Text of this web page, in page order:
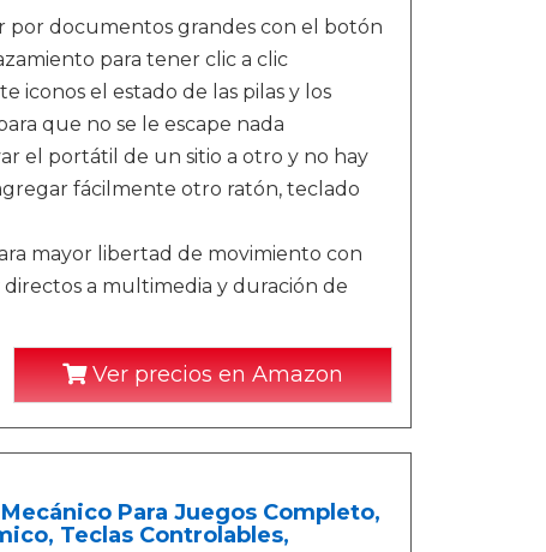
por documentos grandes con el botón
para tener clic a clic
iconos el estado de las pilas y los
que no se le escape nada
el portátil de un sitio a otro y no hay
fácilmente otro ratón, teclado
mayor libertad de movimiento con
a multimedia y duración de
Ver precios en Amazon
Para Juegos Completo,
Teclas Controlables,